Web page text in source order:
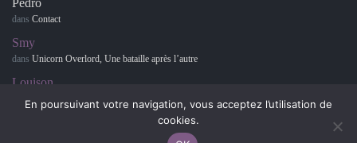
dans Contact
Smy
dans Unicorn Overlord, Une bataille après l’autre
Louison
dans Retour sur… Hotel Dusk : Room 215
En poursuivant votre navigation, vous acceptez l’utilisation de
cookies.